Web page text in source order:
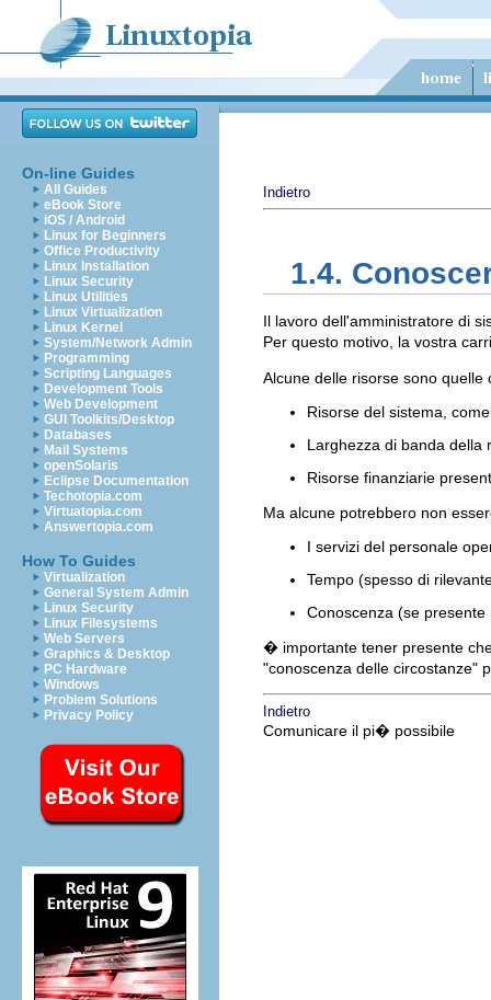
On-line Guides
All Guides
eBook Store
iOS / Android
Linux for Beginners
Office Productivity
Linux Installation
Linux Security
Linux Utilities
Linux Virtualization
Linux Kernel
System/Network Admin
Programming
Scripting Languages
Development Tools
Web Development
GUI Toolkits/Desktop
Databases
Mail Systems
openSolaris
Eclipse Documentation
Techotopia.com
Virtuatopia.com
Answertopia.com
How To Guides
Virtualization
General System Admin
Linux Security
Linux Filesystems
Web Servers
Graphics & Desktop
PC Hardware
Windows
Problem Solutions
Privacy Policy
Indietro
1.4.
Il lavoro dell'amministratore di
Per questo motivo, la vostra
Alcune delle risorse sono
Risorse del sistema,
Larghezza di banda della
Risorse finanziarie
Ma alcune potrebbero non
I servizi del personale
Tempo (spesso di
Conoscenza (se
� importante tener presente
"conoscenza delle circostanze"
Indietro
Comunicare il pi� possibile